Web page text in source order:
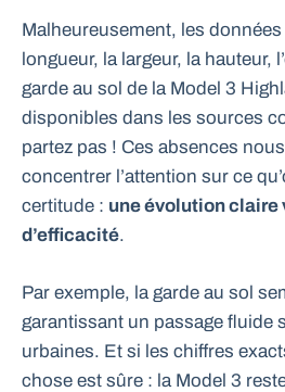
Malheureusement, les
longueur, la largeur, la hauteur,
garde au sol de la Model 3
disponibles dans les sources
partez pas ! Ces absences
concentrer l’attention sur ce
certitude : une évolution claire
d’efficacité.
Par exemple, la garde au sol
garantissant un passage fluide
urbaines. Et si les chiffres
chose est sûre : la Model 3